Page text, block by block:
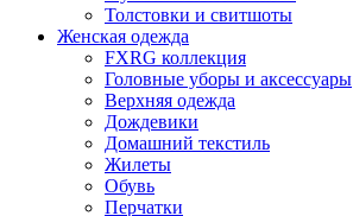
Толстовки и свитшоты
Женская одежда
FXRG коллекция
Головные уборы и аксессуары
Верхняя одежда
Дождевики
Домашний текстиль
Жилеты
Обувь
Перчатки